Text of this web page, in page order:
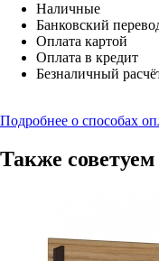
Наличные
Банковский
Оплата картой
Оплата в кредит
Безналичный
Подробнее о способах
Также